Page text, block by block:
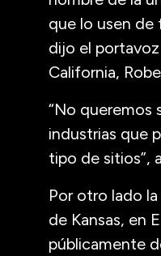
que lo usen de
dijo el
California,
“No queremos
industrias que
tipo de sitios”,
Por otro lado
de Kansas, en
públicamente